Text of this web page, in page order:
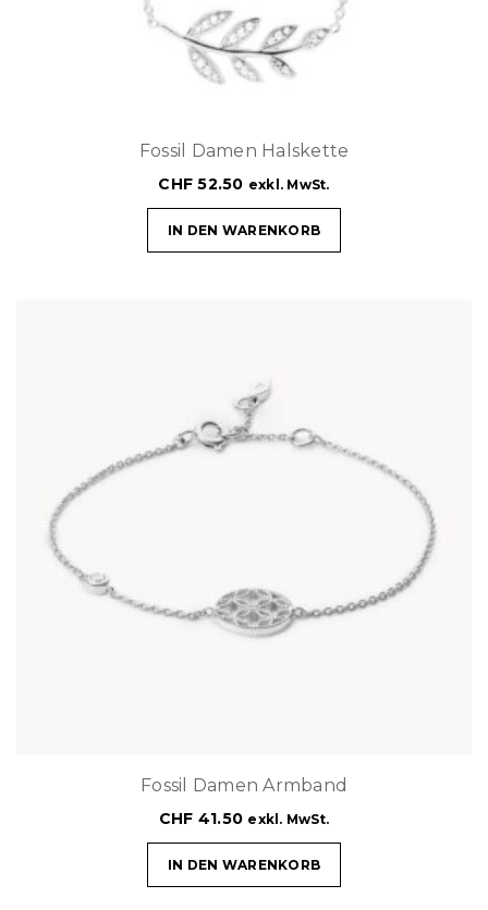
Fossil Damen Halskette
CHF 52.50 exkl. MwSt.
IN DEN WARENKORB
Fossil Damen Armband
CHF 41.50 exkl. MwSt.
IN DEN WARENKORB